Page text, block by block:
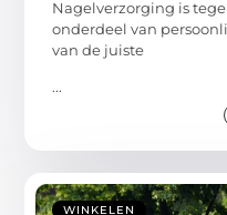
Nagelverzorging is
onderdeel van
van de juiste
...
WINKELEN